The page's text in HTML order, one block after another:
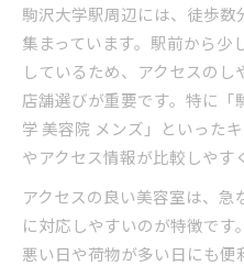
駒沢大学駅周辺には、徒歩
集まっています。駅前から少
しているため、アクセスの
店舗選びが重要です。特に
学 美容院 メンズ」といった
やアクセス情報が比較しやす
アクセスの良い美容室は、
に対応しやすいのが特徴で
悪い日や荷物が多い日にも